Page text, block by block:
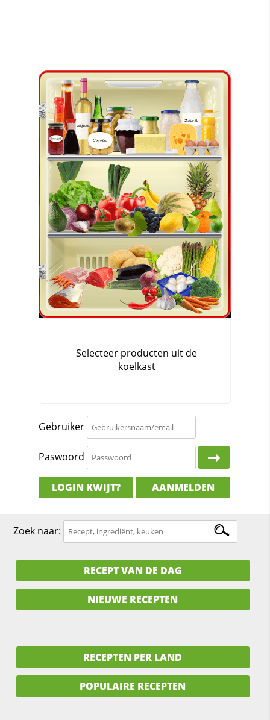
Gebruiker
Paswoord
LOGIN KWIJT? AANMELDEN
Zoek naar:
RECEPT VAN DE DAG
NIEUWE RECEPTEN
RECEPTEN PER LAND
POPULAIRE RECEPTEN